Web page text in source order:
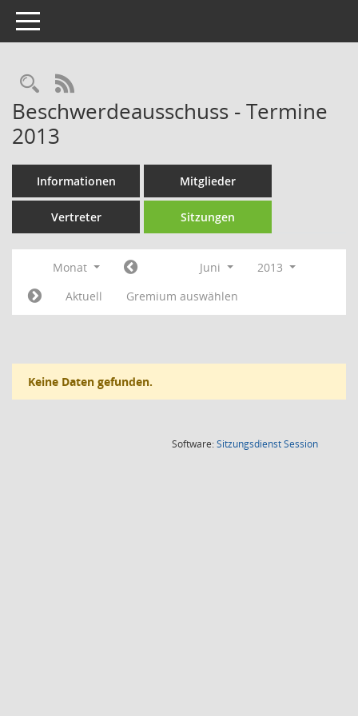
Toggle navigation
Rechercheauswahl
RSS-Feed
Beschwerdeausschuss - Termine
2013
Informationen Mitglieder
Vertreter Sitzungen
Monat Juni
2013
Aktuell
Gremium auswählen
Keine Daten gefunden.
Software:SitzungsdienstSession(Wird in